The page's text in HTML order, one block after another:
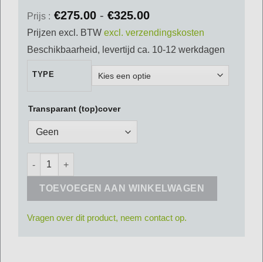
Prijs : €275.00 - €325.00Prijsklasse:
€275.00
tot
€325.00
Prijzen excl. BTW excl. verzendingskosten
Beschikbaarheid, levertijd ca. 10-12 werkdagen
TYPE
Transparant (top)cover
Flux Blox Presenters aantal
TOEVOEGEN AAN WINKELWAGEN
Vragen over dit product, neem contact op.